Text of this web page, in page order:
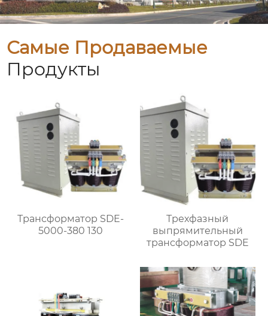
Самые Продаваемые
Продукты
Трансформатор SDE-
5000-380 130
Трехфазный
выпрямительный
трансформатор SDE